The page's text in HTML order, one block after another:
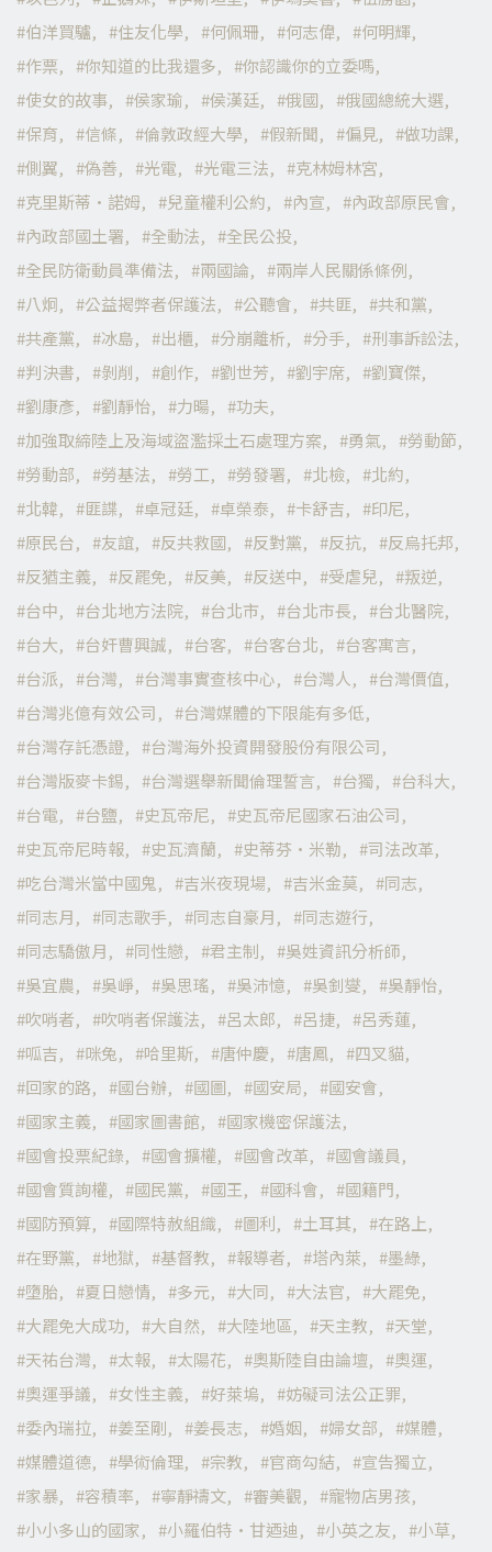
伯洋買驢
住友化學 何佩珊 何志偉
何明輝
作票
你知道的比我還多
你認識你的立委嗎
使女的故事
侯家瑜 侯漢廷 俄國
俄國總統大選
保育
信條 倫敦政經大學 假新聞 偏見
做功課
側翼
偽善 光電 光電三法
克林姆林宮
克里斯蒂·諾姆
兒童權利公約 內宣
內政部原民會
內政部國土署
全動法
全民公投
全民防衛動員準備法
兩國論
兩岸人民關係條例
八炯
公益揭弊者保護法 公聽會 共匪
共和黨
共產黨
冰島 出櫃 分崩離析 分手
刑事訴訟法
判決書
剝削 創作 劉世芳 劉宇席
劉寶傑
劉康彥
劉靜怡 力暘
功夫
加強取締陸上及海域盜濫採土石處理方案
勇氣
勞動節
勞動部
勞基法 勞工 勞發署 北檢
北約
北韓
匪諜 卓冠廷 卓榮泰 卡舒吉
印尼
原民台
友誼 反共救國 反對黨 反抗
反烏托邦
反猶主義
反罷免 反美 反送中 受虐兒
叛逆
台中
台北地方法院 台北市 台北市長
台北醫院
台大
台奸曹興誠 台客 台客台北
台客寓言
台派
台灣 台灣事實查核中心 台灣人
台灣價值
台灣兆億有效公司
台灣媒體的下限能有多低
台灣存託憑證
台灣海外投資開發股份有限公司
台灣版麥卡錫
台灣選舉新聞倫理誓言 台獨
台科大
台電
台鹽 史瓦帝尼
史瓦帝尼國家石油公司
史瓦帝尼時報
史瓦濟蘭 史蒂芬·米勒
司法改革
吃台灣米當中國鬼
吉米夜現場 吉米金莫
同志
同志月
同志歌手 同志自豪月
同志遊行
同志驕傲月
同性戀 君主制
吳姓資訊分析師
吳宜農
吳崢 吳思瑤 吳沛憶 吳釗燮
吳靜怡
吹哨者
吹哨者保護法 呂太郎 呂捷
呂秀蓮
呱吉
咪兔 哈里斯 唐仲慶 唐鳳
四叉貓
回家的路
國台辦 國圖 國安局
國安會
國家主義
國家圖書館
國家機密保護法
國會投票紀錄
國會擴權 國會改革
國會議員
國會質詢權
國民黨 國王 國科會
國籍門
國防預算
國際特赦組織 圖利 土耳其
在路上
在野黨
地獄 基督教 報導者 塔內萊
墨綠
墮胎
夏日戀情 多元 大同 大法官
大罷免
大罷免大成功
大自然 大陸地區 天主教
天堂
天祐台灣
太報 太陽花 奧斯陸自由論壇
奧運
奧運爭議
女性主義 好萊塢
妨礙司法公正罪
委內瑞拉
姜至剛 姜長志 婚姻 婦女部
媒體
媒體道德
學術倫理 宗教 官商勾結
宣告獨立
家暴
容積率 寧靜禱文 審美觀
寵物店男孩
小小多山的國家
小羅伯特·甘迺迪 小英之友 小草